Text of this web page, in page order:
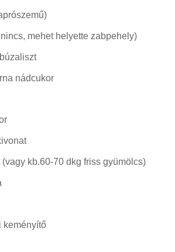
mehet helyette zabpehely)
nádcukor
kb.60-70 dkg friss gyümölcs)
keményítő